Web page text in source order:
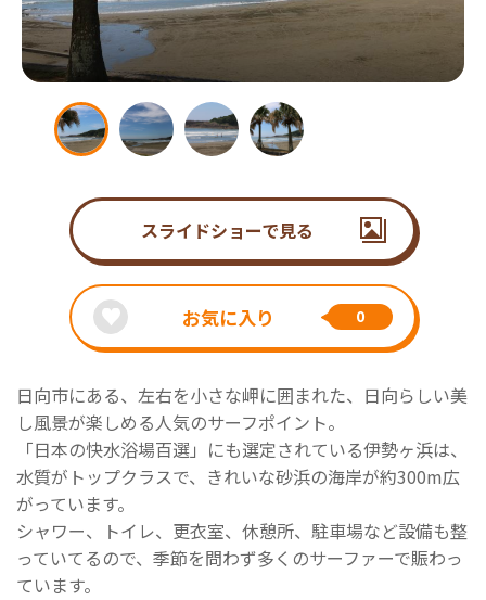
スライドショーで見る
お気に入り 0
日向市にある、左右を小さな岬に囲まれた、日向らしい美
し風景が楽しめる人気のサーフポイント。
「日本の快水浴場百選」にも選定されている伊勢ヶ浜は、
水質がトップクラスで、きれいな砂浜の海岸が約300m広
がっています。
シャワー、トイレ、更衣室、休憩所、駐車場など設備も整
っていてるので、季節を問わず多くのサーファーで賑わっ
ています。